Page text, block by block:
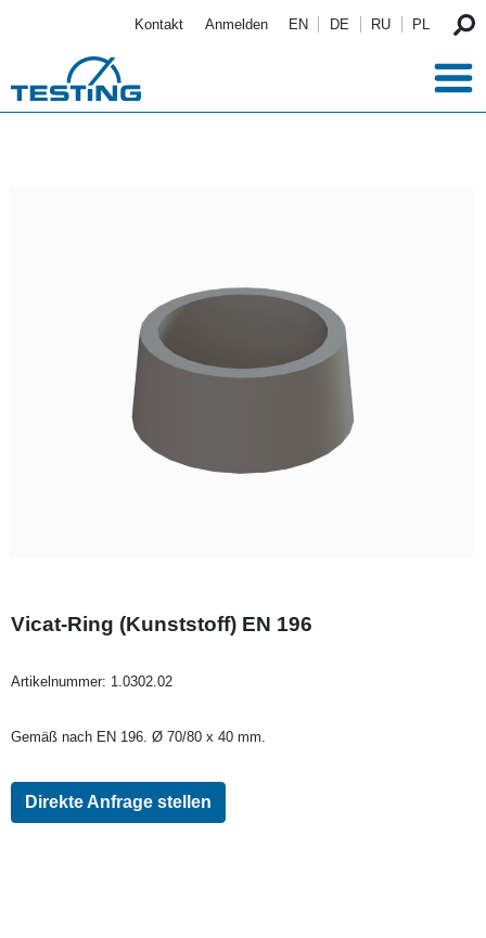
Kontakt Anmelden EN DE RU PL
Vicat-Ring (Kunststoff) EN 196
Artikelnummer: 1.0302.02
Gemäß nach EN 196. Ø 70/80 x 40 mm.
Direkte Anfrage stellen